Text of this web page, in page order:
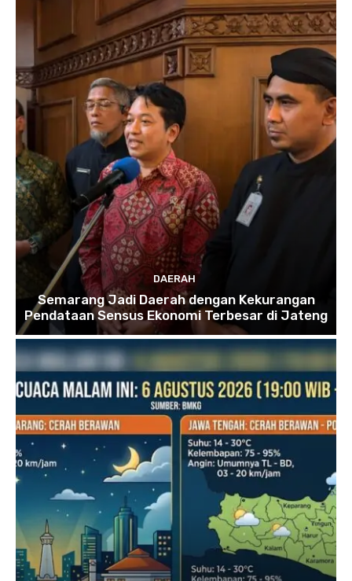
DAERAH
Semarang Jadi Daerah dengan Kekurangan
Pendataan Sensus Ekonomi Terbesar di Jateng